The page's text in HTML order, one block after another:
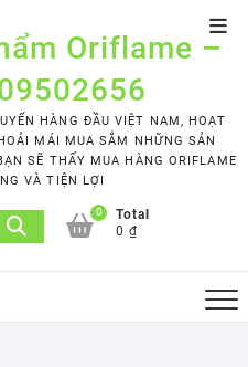
Oriflame –
HÀNG ĐẦU VIỆT NAM, HOẠT
MÁI MUA SẮM NHỮNG SẢN
SẼ THẤY MUA HÀNG ORIFLAME
VÀ TIỆN LỢI
0
Total
0 ₫